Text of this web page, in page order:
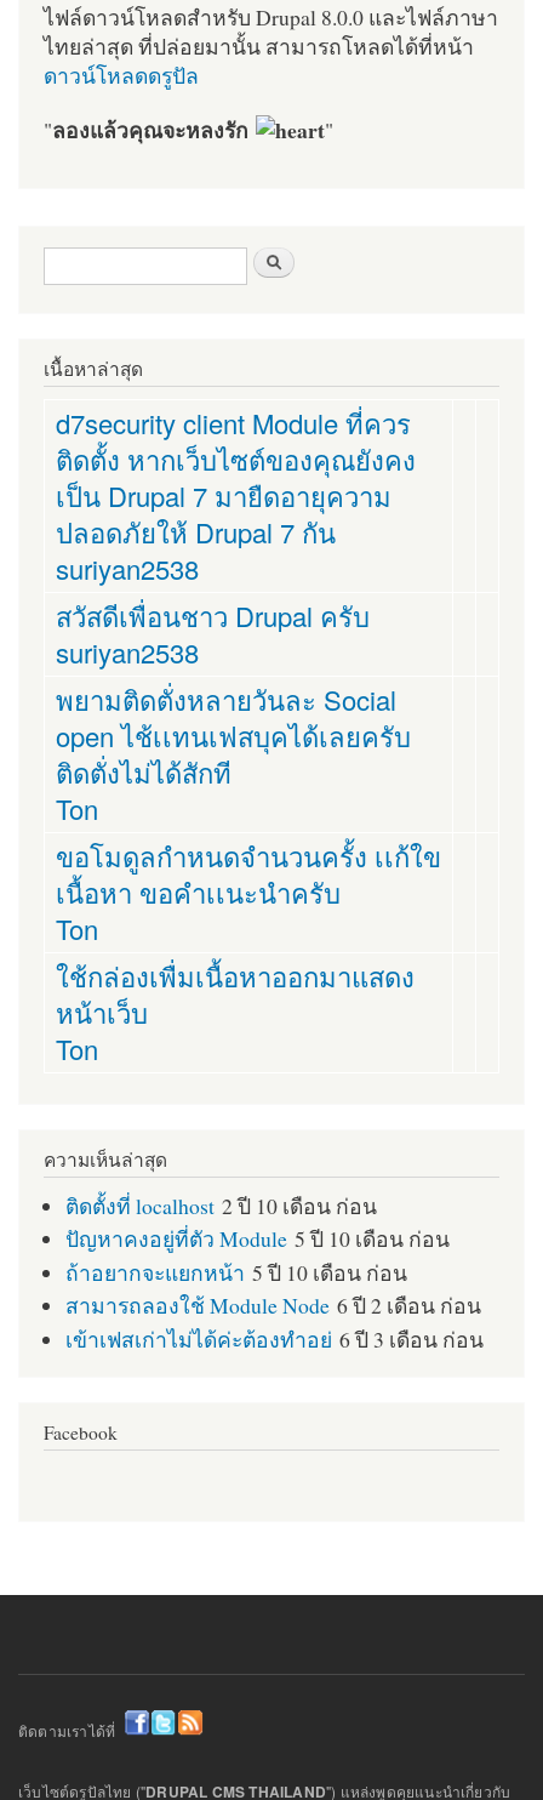
ไฟล์ดาวน์โหลดสำหรับ Drupal 8.0.0 และไฟล์ภาษา
ไทยล่าสุด ที่ปล่อยมานั้น สามารถโหลดได้ที่หน้า
ดาวน์โหลดดรูปัล
"ลองแล้วคุณจะหลงรัก "
ฟอร์มค้นหา
เนื้อหาล่าสุด
d7security client Module ที่ควร
ติดตั้ง หากเว็บไซต์ของคุณยังคง
เป็น Drupal 7 มายืดอายุความ
ปลอดภัยให้ Drupal 7 กัน
suriyan2538
สวัสดีเพื่อนชาว Drupal ครับ
suriyan2538
พยามติดตั่งหลายวันละ Social
open ไช้เเทนเฟสบุคได้เลยครับ
ติดตั่งไม่ได้สักที
Ton
ขอโมดูลกำหนดจำนวนครั้ง เเก้ใข
เนื้อหา ขอคำเเนะนำครับ
Ton
ใช้กล่องเพื่มเนื้อหาออกมาแสดง
หน้าเว็บ
Ton
ความเห็นล่าสุด
ติดตั้งที่ localhost 2 ปี 10 เดือน ก่อน
ปัญหาคงอยู่ที่ตัว Module 5 ปี 10 เดือน ก่อน
ถ้าอยากจะแยกหน้า 5 ปี 10 เดือน ก่อน
สามารถลองใช้ Module Node 6 ปี 2 เดือน ก่อน
เข้าเฟสเก่าไม่ได้ค่ะต้องทำอย่ 6 ปี 3 เดือน ก่อน
Facebook
ติดตามเราได้ที่
เว็บไซต์ดรูปัลไทย ("DRUPAL CMS THAILAND") แหล่งพูดคุยแนะนำเกี่ยวกับ